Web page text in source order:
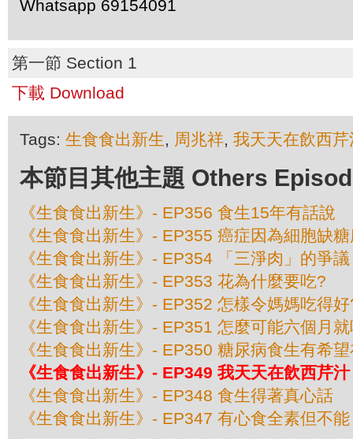
Whatsapp 69154091
第一節 Section 1
下載 Download
Tags: 生食食出新生, 周兆祥, 我天天在飲西芹
本節目其他主題 Others
《生食食出新生》- EP356 食生15年有話說
《生食食出新生》- EP355 癌症因為細胞缺
《生食食出新生》- EP354 「三淨肉」的爭議
《生食食出新生》- EP353 花為什麼要吃?
《生食食出新生》- EP352 怎樣令媽媽吃得
《生食食出新生》- EP351 怎麼可能六個月
《生食食出新生》- EP350 糖尿病食生有希
《生食食出新生》- EP349 我天天在飲西芹汁
《生食食出新生》- EP348 食生得著真心話
《生食食出新生》- EP347 有心食全素但不